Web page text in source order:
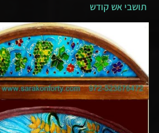
תושבי אש קודש